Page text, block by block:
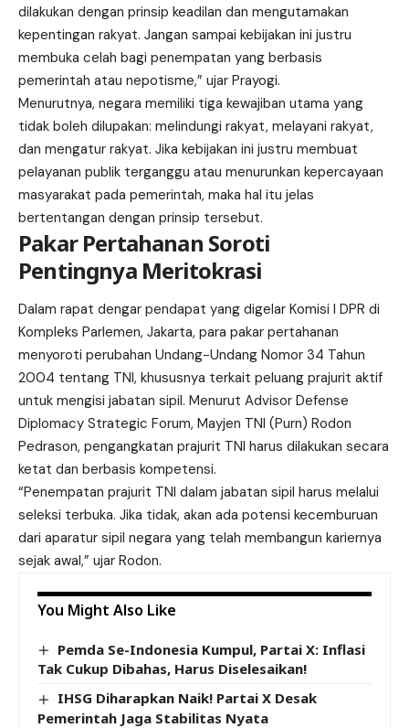
dilakukan dengan prinsip keadilan dan mengutamakan
kepentingan rakyat. Jangan sampai kebijakan ini justru
membuka celah bagi penempatan yang berbasis
pemerintah atau nepotisme,” ujar Prayogi.
Menurutnya, negara memiliki tiga kewajiban utama yang
tidak boleh dilupakan: melindungi rakyat, melayani rakyat,
dan mengatur rakyat. Jika kebijakan ini justru membuat
pelayanan publik terganggu atau menurunkan kepercayaan
masyarakat pada pemerintah, maka hal itu jelas
bertentangan dengan prinsip tersebut.
Pakar Pertahanan Soroti
Pentingnya Meritokrasi
Dalam rapat dengar pendapat yang digelar Komisi I DPR di
Kompleks Parlemen, Jakarta, para pakar pertahanan
menyoroti perubahan Undang-Undang Nomor 34 Tahun
2004 tentang TNI, khususnya terkait peluang prajurit aktif
untuk mengisi jabatan sipil. Menurut Advisor Defense
Diplomacy Strategic Forum, Mayjen TNI (Purn) Rodon
Pedrason, pengangkatan prajurit TNI harus dilakukan secara
ketat dan berbasis kompetensi.
“Penempatan prajurit TNI dalam jabatan sipil harus melalui
seleksi terbuka. Jika tidak, akan ada potensi kecemburuan
dari aparatur sipil negara yang telah membangun kariernya
sejak awal,” ujar Rodon.
You Might Also Like
Pemda Se-Indonesia Kumpul, Partai X: Inflasi
Tak Cukup Dibahas, Harus Diselesaikan!
IHSG Diharapkan Naik! Partai X Desak
Pemerintah Jaga Stabilitas Nyata